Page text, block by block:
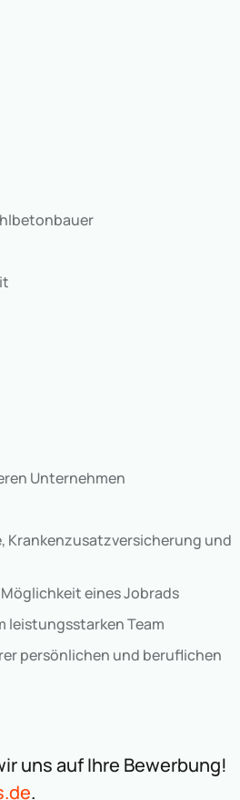
Unternehmen
Krankenzusatzversicherung und
eines Jobrads
leistungsstarken Team
persönlichen und beruflichen
uns auf Ihre Bewerbung!
.